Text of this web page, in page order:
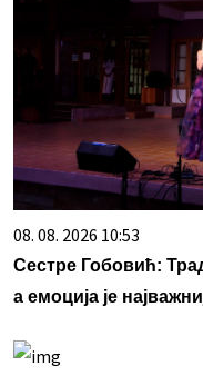
08. 08. 2026 10:53
Сестре Гобовић:
а емоција је